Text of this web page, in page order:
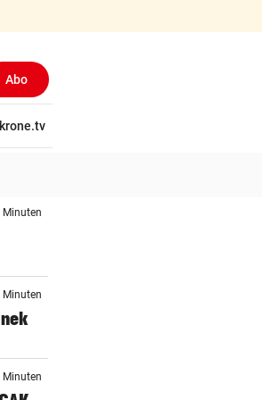
Abo
krone.tv
Minuten
Minuten
Minuten